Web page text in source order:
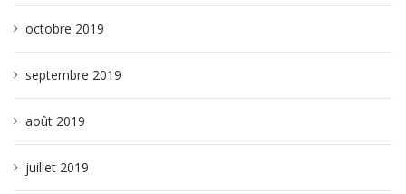
octobre 2019
septembre 2019
août 2019
juillet 2019